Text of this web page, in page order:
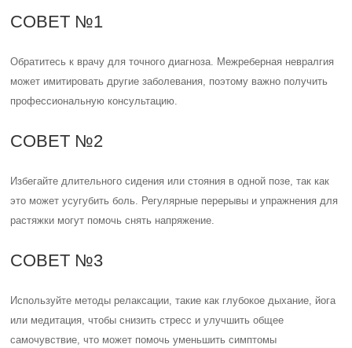
СОВЕТ №1
Обратитесь к врачу для точного диагноза. Межреберная невралгия
может имитировать другие заболевания, поэтому важно получить
профессиональную консультацию.
СОВЕТ №2
Избегайте длительного сидения или стояния в одной позе, так как
это может усугубить боль. Регулярные перерывы и упражнения для
растяжки могут помочь снять напряжение.
СОВЕТ №3
Используйте методы релаксации, такие как глубокое дыхание, йога
или медитация, чтобы снизить стресс и улучшить общее
самочувствие, что может помочь уменьшить симптомы